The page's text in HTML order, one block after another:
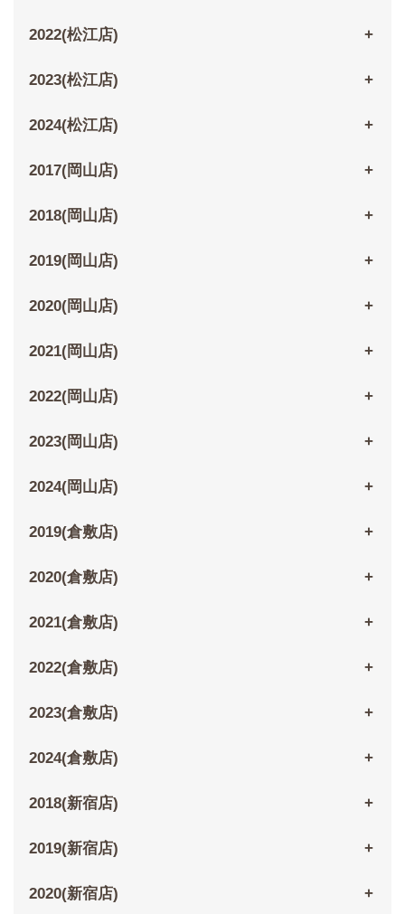
2022(松江店)
2023(松江店)
2024(松江店)
2017(岡山店)
2018(岡山店)
2019(岡山店)
2020(岡山店)
2021(岡山店)
2022(岡山店)
2023(岡山店)
2024(岡山店)
2019(倉敷店)
2020(倉敷店)
2021(倉敷店)
2022(倉敷店)
2023(倉敷店)
2024(倉敷店)
2018(新宿店)
2019(新宿店)
2020(新宿店)